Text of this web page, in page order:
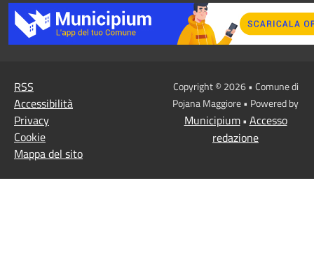
RSS
Accessibilità
Privacy
Cookie
Mappa del sito
Copyright © 2026 • Comune di
Pojana Maggiore • Powered by
Municipium• Accesso
redazione